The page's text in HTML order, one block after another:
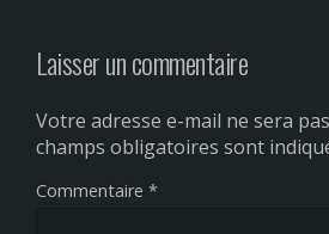
Laisser un commentaire
Votre adresse e-mail ne sera
champs obligatoires sont
Commentaire *